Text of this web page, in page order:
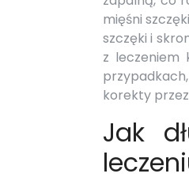
mięśni
szczęki i
z leczeniem
korekty
Jak